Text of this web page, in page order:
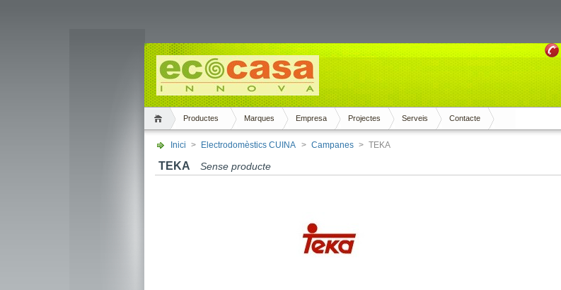
Productes Marques Empresa Projectes Serveis Contacte
Inici > Electrodomèstics CUINA > Campanes > TEKA
TEKA Sense producte